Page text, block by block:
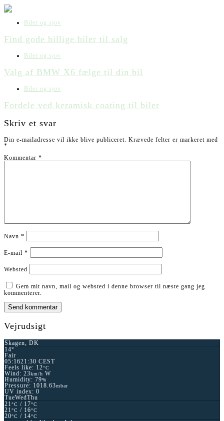
Biler og sjov
Find gode billige biler til salg
Biler og sjov
Valg af BMW X6 fælge til din bil
Biler og sjov
Fordele ved keramisk coating til biler
Skriv et svar
Din e-mailadresse vil ikke blive publiceret. Krævede felter er markeret med
*
Kommentar *
Navn *
E-mail *
Websted
Gem mit navn, mail og websted i denne browser til næste gang jeg
kommenterer.
Vejrudsigt
Skagen, DK
14°
Fair
05:1621:30 CEST
Feels like: 12°C
Wind: 23km/h W
Humidity: 79%
Pressure: 1018.63mbar
UV index: 0
TueWedThu
21°C / 17°C
21°C / 16°C
20°C / 14°C